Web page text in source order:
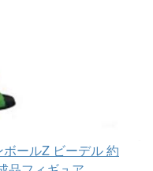
ールZ ビーデル 約